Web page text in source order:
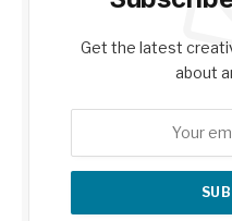
Get the latest
about